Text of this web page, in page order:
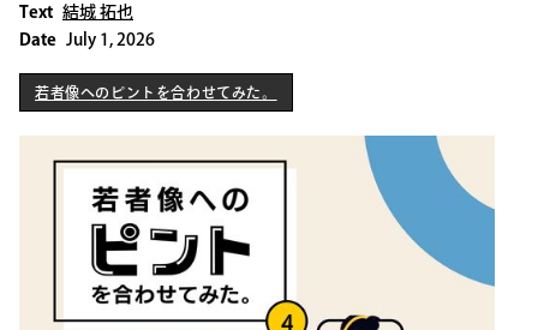
Text 結城 拓也
Date July 1, 2026
若者像へのピントを合わせてみた。
若者像へのピントを合わせてみた。